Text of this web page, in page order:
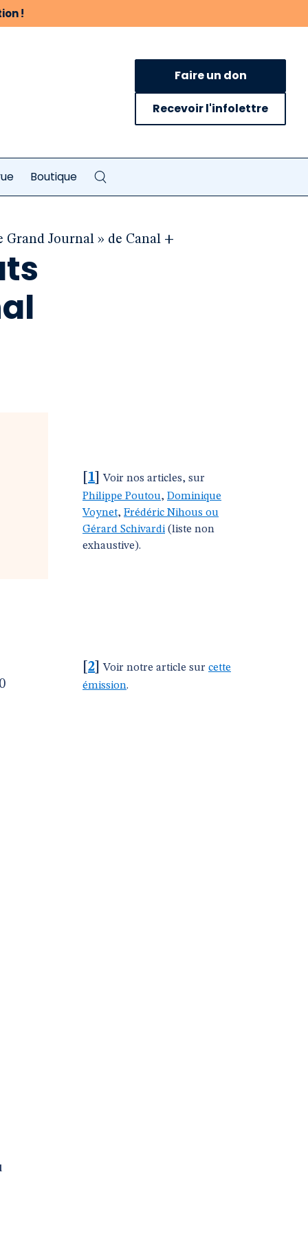
!
Faire un don
Recevoir l'infolettre
Boutique
Grand Journal » de Canal +
1 ]Voir nos articles, sur
Philippe Poutou, Dominique
Voynet, Frédéric Nihous ou
Gérard Schivardi (liste non
exhaustive).
2 ]Voir notre article sur cette
émission.